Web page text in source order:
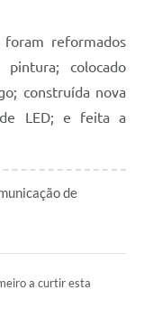
foram reformados
colocado
construída nova
de LED; e feita a
de
a curtir esta